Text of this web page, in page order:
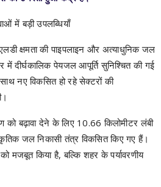
दीर्घकालिक पेयजल आपूर्ति सुनिश्चित की गई
नए विकसित हो रहे सेक्टरों की
बढ़ावा देने के लिए 10.66 किलोमीटर लंबी
जल निकासी तंत्र विकसित किए गए हैं।
किया है, बल्कि शहर के पर्यावरणीय
नया आयाम*